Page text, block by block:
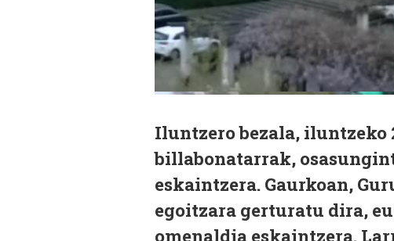
Iluntzero bezala, iluntzeko
billabonatarrak,
eskaintzera. Gaurkoan,
egoitzara gerturatu dira,
omenaldia eskaintzera.